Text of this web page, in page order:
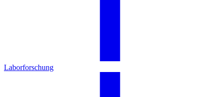
Laborforschung